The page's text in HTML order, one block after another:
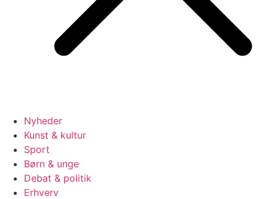
Nyheder
Kunst & kultur
Sport
Børn & unge
Debat & politik
Erhverv